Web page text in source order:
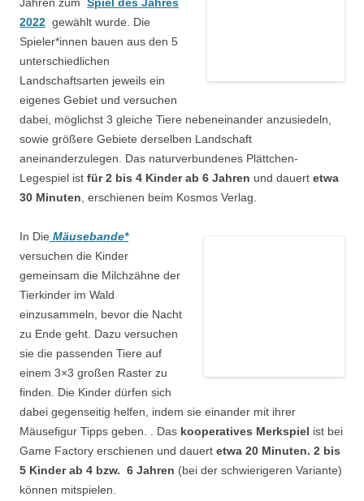
2022 gewählt wurde. Die
Spieler*innen bauen aus den 5
unterschiedlichen
Landschaftsarten jeweils ein
eigenes Gebiet und versuchen
dabei, möglichst 3 gleiche Tiere nebeneinander anzusiedeln,
sowie größere Gebiete derselben Landschaft
aneinanderzulegen. Das naturverbundenes Plättchen-
Legespiel ist für 2 bis 4 Kinder ab 6 Jahren und dauert etwa
30 Minuten , erschienen beim Kosmos Verlag.
In Die Mäusebande*
versuchen die Kinder
gemeinsam die Milchzähne der
Tierkinder im Wald
einzusammeln, bevor die Nacht
zu Ende geht. Dazu versuchen
sie die passenden Tiere auf
einem 3×3 großen Raster zu
finden. Die Kinder dürfen sich
dabei gegenseitig helfen, indem sie einander mit ihrer
Mäusefigur Tipps geben. . Das kooperatives Merkspiel ist bei
Game Factory erschienen und dauert etwa 20 Minuten. 2 bis
5 Kinder ab 4 bzw. 6 Jahren (bei der schwierigeren Variante)
können mitspielen.